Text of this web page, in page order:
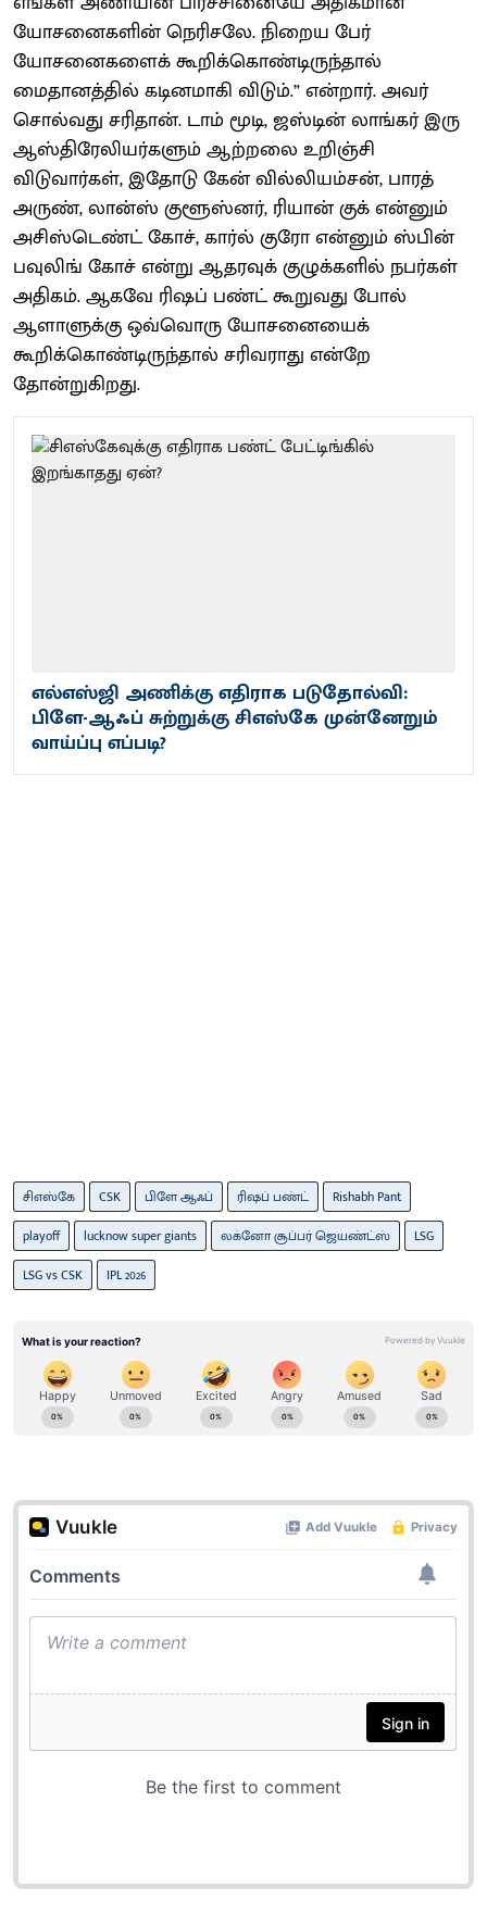
யோசனைகளின் நெரிசலே. நிறைய பேர்
யோசனைகளைக் கூறிக்கொண்டிருந்தால்
மைதானத்தில் கடினமாகி விடும்.” என்றார். அவர்
சொல்வது சரிதான். டாம் மூடி, ஜஸ்டின் லாங்கர் இரு
ஆஸ்திரேலியர்களும் ஆற்றலை உறிஞ்சி
விடுவார்கள், இதோடு கேன் வில்லியம்சன், பாரத்
அருண், லான்ஸ் குளூஸ்னர், ரியான் குக் என்னும்
அசிஸ்டெண்ட் கோச், கார்ல் குரோ என்னும் ஸ்பின்
பவுலிங் கோச் என்று ஆதரவுக் குழுக்களில் நபர்கள்
அதிகம். ஆகவே ரிஷப் பண்ட் கூறுவது போல்
ஆளாளுக்கு ஒவ்வொரு யோசனையைக்
கூறிக்கொண்டிருந்தால் சரிவராது என்றே
தோன்றுகிறது.
எல்எஸ்ஜி அணிக்கு எதிராக படுதோல்வி:
பிளே-ஆஃப் சுற்றுக்கு சிஎஸ்கே முன்னேறும்
வாய்ப்பு எப்படி?
சிஎஸ்கே CSK பிளே ஆஃப் ரிஷப் பண்ட்
Rishabh Pant
playoff
lucknow super giants லக்னோ சூப்பர் ஜெயண்ட்ஸ்
LSG
LSG vs CSK
IPL 2026